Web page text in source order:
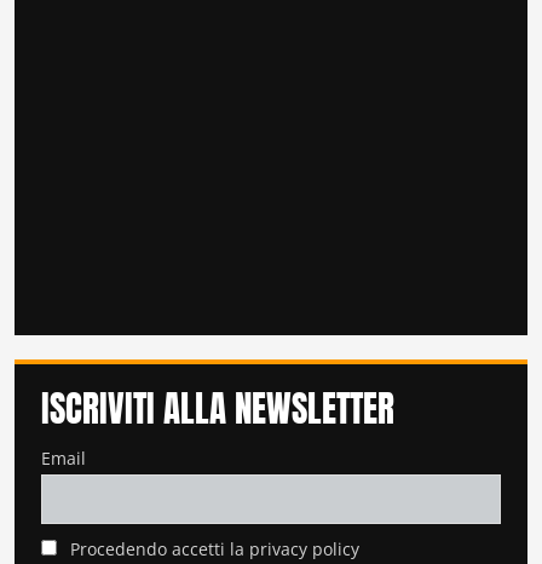
ISCRIVITI ALLA NEWSLETTER
Email
Procedendo accetti la privacy policy